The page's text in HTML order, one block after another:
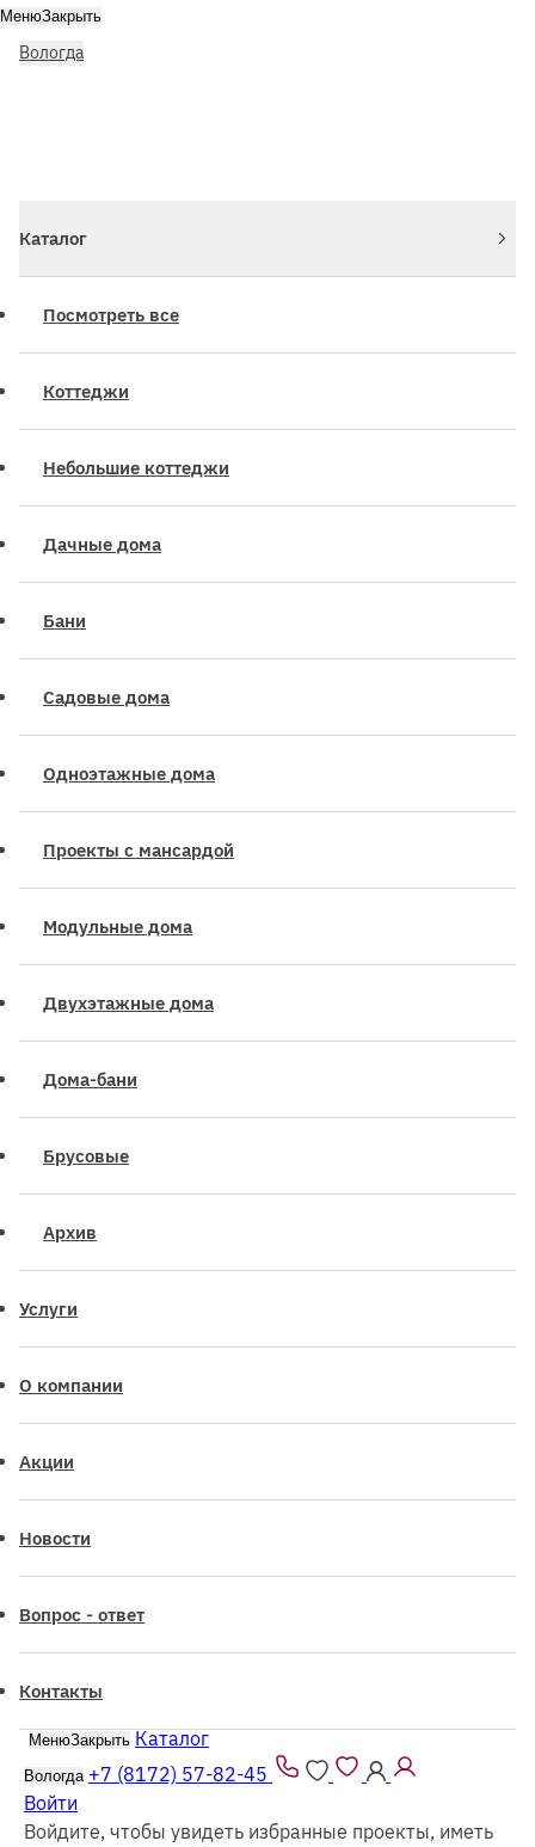
Вологда
МенюЗакрыть
Каталог
Посмотреть все
Коттеджи
Небольшие коттеджи
Дачные дома
Бани
Садовые дома
Одноэтажные дома
Проекты с мансардой
Модульные дома
Двухэтажные дома
Дома-бани
Брусовые
Архив
Услуги
О компании
Акции
Новости
Вопрос - ответ
Контакты
МенюЗакрыть Каталог
Вологда +7 (8172) 57-82-45
Войти
Войдите, чтобы увидеть избранные проекты, иметь
Все проекты из каталога можно заказать
избрусатак и вкаркасномисполнении